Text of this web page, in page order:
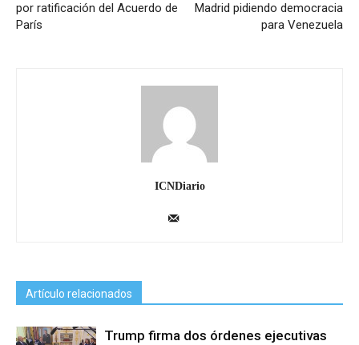
por ratificación del Acuerdo de
París
Madrid pidiendo democracia
para Venezuela
ICNDiario
Artículo relacionados
Trump firma dos órdenes ejecutivas